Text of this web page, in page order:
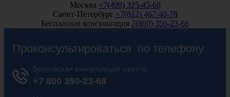
Москва +7(499) 325-45-68
Санкт-Петербург +7(812) 467-40-78
Бесплатная консультация 7(800) 350-23-68